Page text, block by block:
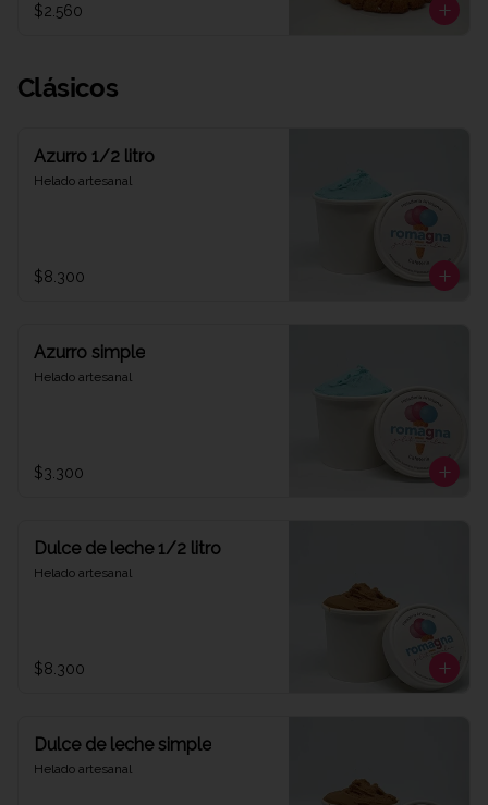
$2.560
Clásicos
Azurro 1/2 litro
Helado artesanal
$8.300
Azurro simple
Helado artesanal
$3.300
Dulce de leche 1/2 litro
Helado artesanal
$8.300
Dulce de leche simple
Helado artesanal